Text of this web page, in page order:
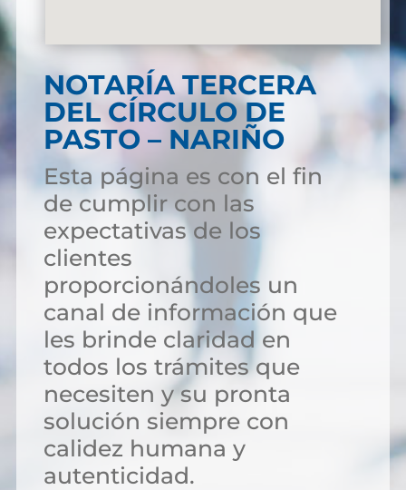
NOTARÍA TERCERA
DEL CÍRCULO DE
PASTO – NARIÑO
Esta página es con el fin
de cumplir con las
expectativas de los
clientes
proporcionándoles un
canal de información que
les brinde claridad en
todos los trámites que
necesiten y su pronta
solución siempre con
calidez humana y
autenticidad.